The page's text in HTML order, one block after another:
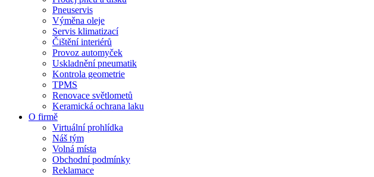
Pneuservis
Výměna oleje
Servis klimatizací
Čištění interiérů
Provoz automyček
Uskladnění pneumatik
Kontrola geometrie
TPMS
Renovace světlometů
Keramická ochrana laku
O firmě
Virtuální prohlídka
Náš tým
Volná místa
Obchodní podmínky
Reklamace